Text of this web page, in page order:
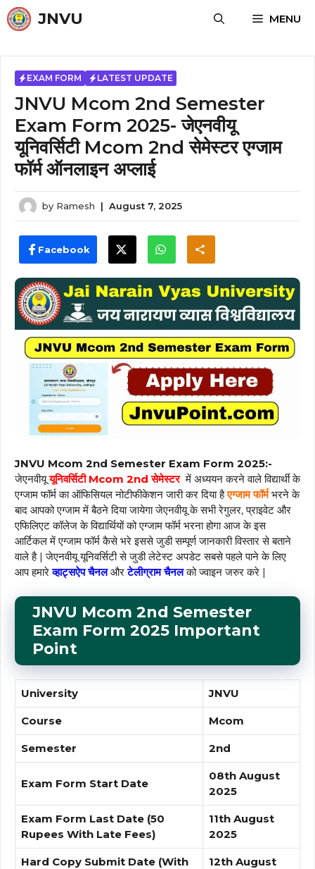
Skip
to
JNVU MENU
EXAM FORM LATEST UPDATE
JNVU Mcom 2nd Semester
Exam Form 2025- जेएनवीयू
यूनिवर्सिटी Mcom 2nd सेमेस्टर एग्जाम
फॉर्म ऑनलाइन अप्लाई
by Ramesh | August 7, 2025
Facebook
JNVU Mcom 2nd Semester Exam Form 2025:-
जेएनवीयूयूनिवर्सिटी Mcom 2nd सेमेस्टरमें अध्ययन करने वाले विद्यार्थी के
एग्जाम फॉर्म का ऑफिसियल नोटीफीकेशन जारी कर दिया हैएग्जाम फॉर्मभरने के
बाद आपको एग्जाम में बैठने दिया जायेगा जेएनवीयू के सभी रेगुलर, प्राइवेट और
एफिलिएट कॉलेज के विद्यार्थियों को एग्जाम फॉर्म भरना होगा आज के इस
आर्टिकल में एग्जाम फॉर्म कैसे भरे इससे जुडी सम्पूर्ण जानकारी विस्तार से बताने
वाले है | जेएनवीयू यूनिवर्सिटी से जुडी लेटेस्ट अपडेट सबसे पहले पाने के लिए
आप हमारेव्हाट्सऐप चैनलऔरटेलीग्राम चैनलको ज्वाइन जरुर करे |
JNVU Mcom 2nd Semester
Exam Form 2025 Important
Point
University JNVU
Course Mcom
Semester 2nd
Exam Form Start Date
08th August
2025
Exam Form Last Date (50
Rupees With Late Fees)
11th August
2025
Hard Copy Submit Date (With
12th August